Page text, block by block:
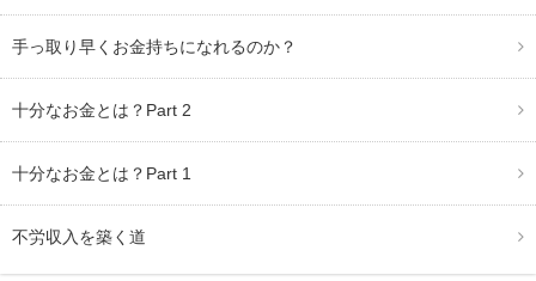
手っ取り早くお金持ちになれるのか？
十分なお金とは？Part 2
十分なお金とは？Part 1
不労収入を築く道